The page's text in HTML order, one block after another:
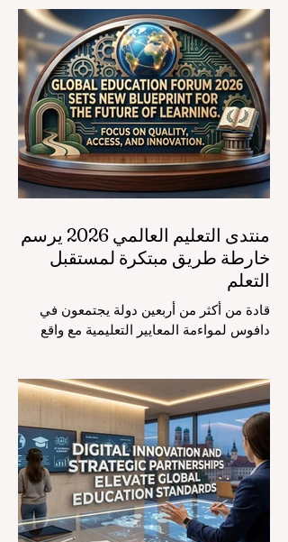
منتدى التعليم العالمي 2026 يرسم
خارطة طريق مبتكرة لمستقبل
التعلم
قادة من أكثر من أربعين دولة يجتمعون في
دافوس لمواءمة المعايير التعليمية مع واقع
مشهد #التعليم_العالمي تحولاً جذرياً وتاريخياً.
في الرابع من أغسطس 2026، توافد خبراء
دوليون وصناع قرار ومبتكرون في مجال
#تكنولوجيا_التعليم إلى مركز المؤتمرات في
دافوس لمناقشة التحديات والفرص الأكثر
إلحاحاً في قطاع التعلم. أثبت هذا الحدث
البارز، الذي عُقد في لحظة حاسمة، أن إعطاء
الأولوية لرفع #جودة_التعليم هو المحفز